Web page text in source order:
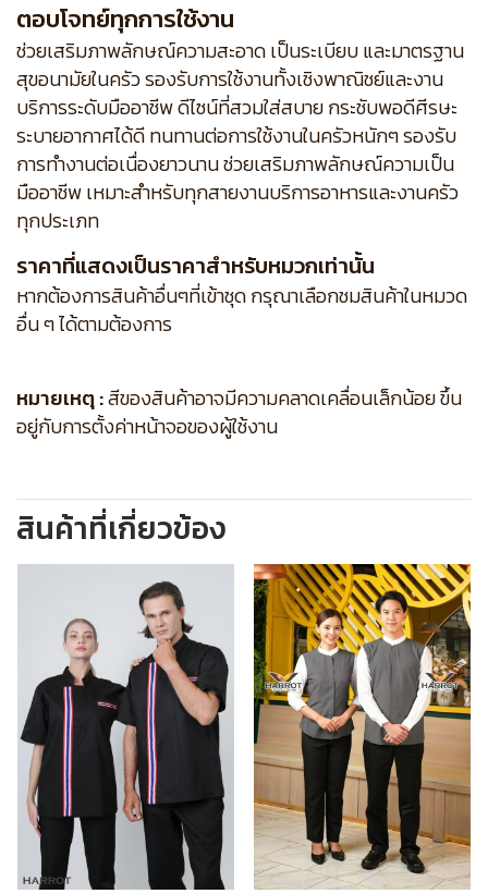
ตอบโจทย์ทุกการใช้งาน
ช่วยเสริมภาพลักษณ์ความสะอาด เป็นระเบียบ และมาตรฐาน
สุขอนามัยในครัว รองรับการใช้งานทั้งเชิงพาณิชย์และงาน
บริการระดับมืออาชีพ ดีไซน์ที่สวมใส่สบาย กระชับพอดีศีรษะ
ระบายอากาศได้ดี ทนทานต่อการใช้งานในครัวหนักๆ รองรับ
การทำงานต่อเนื่องยาวนาน ช่วยเสริมภาพลักษณ์ความเป็น
มืออาชีพ เหมาะสำหรับทุกสายงานบริการอาหารและงานครัว
ทุกประเภท
ราคาที่แสดงเป็นราคาสำหรับหมวกเท่านั้น
หากต้องการสินค้าอื่นๆที่เข้าชุด กรุณาเลือกชมสินค้าในหมวด
อื่น ๆ ได้ตามต้องการ
หมายเหตุ :สีของสินค้าอาจมีความคลาดเคลื่อนเล็กน้อย ขึ้น
อยู่กับการตั้งค่าหน้าจอของผู้ใช้งาน
สินค้าที่เกี่ยวข้อง